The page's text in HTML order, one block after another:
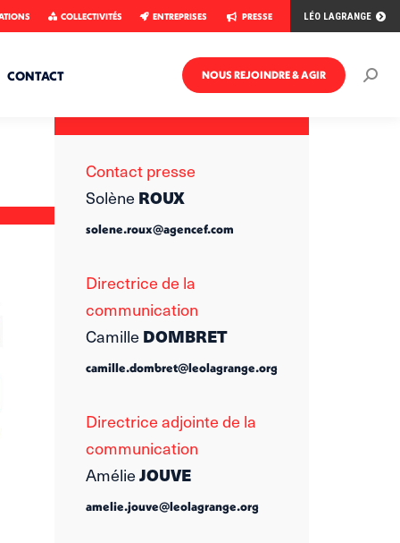
COLLECTIVITÉS ENTREPRISES PRESSE LÉO LAGRANGE
CONTACT NOUS REJOINDRE & AGIR
Contact presse
SolèneROUX
solene.roux@agencef.com
Directrice de la
communication
CamilleDOMBRET
camille.dombret@leolagrange.org
Directrice adjointe de la
communication
AmélieJOUVE
amelie.jouve@leolagrange.org